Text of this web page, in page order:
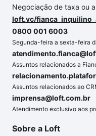
Negociação de taxa ou
loft.vc/
0800 001 6003
Segunda-feira a sexta-feira
Assuntos relacionados a
Assuntos relacionados ao
imprensa@loft.com.br
Atendimento exclusivo aos
Sobre a Loft